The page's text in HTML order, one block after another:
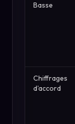
Basse
Chiffrages
d'accord